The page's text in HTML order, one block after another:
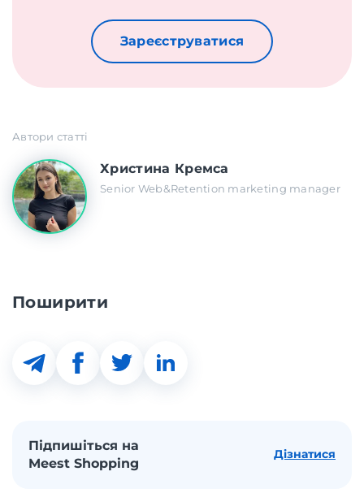
Зареєструватися
Автори статті
Христина Кремса
Senior Web&Retention marketing manager
Поширити
Підпишіться на
Meest Shopping
Дізнатися